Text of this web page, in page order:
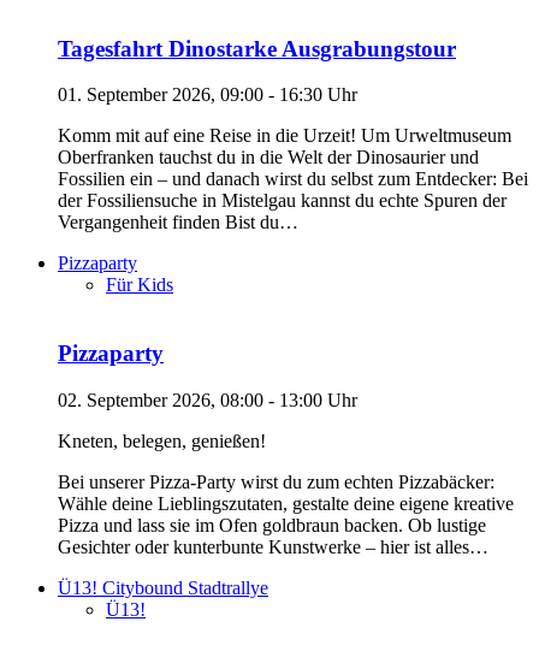
Tagesfahrt Dinostarke Ausgrabungstour
01. September 2026, 09:00 - 16:30 Uhr
Komm mit auf eine Reise in die Urzeit! Um Urweltmuseum
Oberfranken tauchst du in die Welt der Dinosaurier und
Fossilien ein – und danach wirst du selbst zum Entdecker: Bei
der Fossiliensuche in Mistelgau kannst du echte Spuren der
Vergangenheit finden Bist du…
Pizzaparty
Für Kids
Pizzaparty
02. September 2026, 08:00 - 13:00 Uhr
Kneten, belegen, genießen!
Bei unserer Pizza-Party wirst du zum echten Pizzabäcker:
Wähle deine Lieblingszutaten, gestalte deine eigene kreative
Pizza und lass sie im Ofen goldbraun backen. Ob lustige
Gesichter oder kunterbunte Kunstwerke – hier ist alles…
Ü13! Citybound Stadtrallye
Ü13!